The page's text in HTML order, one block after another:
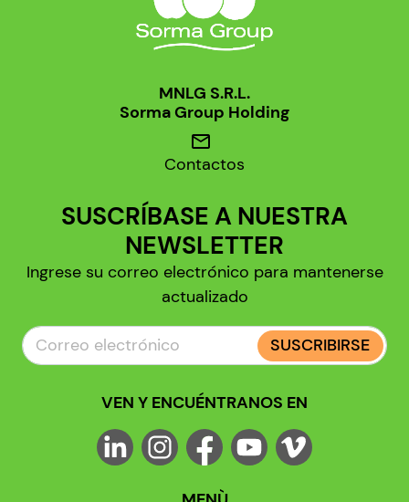
MNLG S.R.L.
Sorma Group Holding
mail
Contactos
SUSCRÍBASE A NUESTRA
NEWSLETTER
Ingrese su correo electrónico para mantenerse
actualizado
SUSCRIBIRSE
VEN Y ENCUÉNTRANOS EN